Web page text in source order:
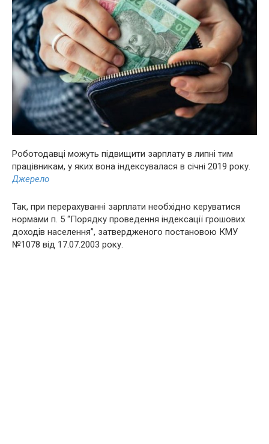
Роботодавці можуть підвищити зарплату в липні тим
працівникам, у яких вона індексувалася в січні 2019 року.
Джерело
Так, при перерахуванні зарплати необхідно керуватися
нормами п. 5 “Порядку проведення індексації грошових
доходів населення”, затвердженого постановою КМУ
№1078 від 17.07.2003 року.